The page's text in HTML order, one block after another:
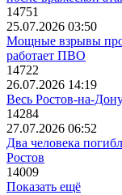
14751
25.07.2026 03:50
Мощные взрывы
работает ПВО
14722
26.07.2026 14:19
Весь Ростов-на-
14284
27.07.2026 06:52
Два человека
Ростов
14009
Показать ещё